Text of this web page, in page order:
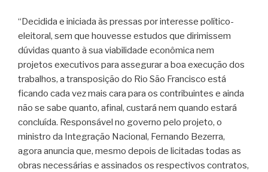
“Decidida e iniciada às pressas por interesse político-
eleitoral, sem que houvesse estudos que dirimissem
dúvidas quanto à sua viabilidade econômica nem
projetos executivos para assegurar a boa execução dos
trabalhos, a transposição do Rio São Francisco está
ficando cada vez mais cara para os contribuintes e ainda
não se sabe quanto, afinal, custará nem quando estará
concluída. Responsável no governo pelo projeto, o
ministro da Integração Nacional, Fernando Bezerra,
agora anuncia que, mesmo depois de licitadas todas as
obras necessárias e assinados os respectivos contratos,